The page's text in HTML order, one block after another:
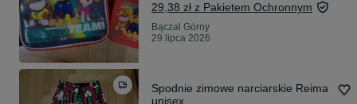
29,38 zł z Pakietem Ochronnym
Bączal Górny
29 lipca 2026
Spodnie zimowe narciarskie Reima
unisex